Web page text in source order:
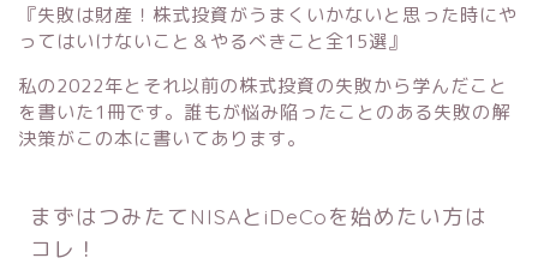
『失敗は財産！株式投資がうまくいかないと思った時にや
ってはいけないこと＆やるべきこと全15選』
私の2022年とそれ以前の株式投資の失敗から学んだこと
を書いた1冊です。誰もが悩み陥ったことのある失敗の解
決策がこの本に書いてあります。
まずはつみたてNISAとiDeCoを始めたい方は
コレ！